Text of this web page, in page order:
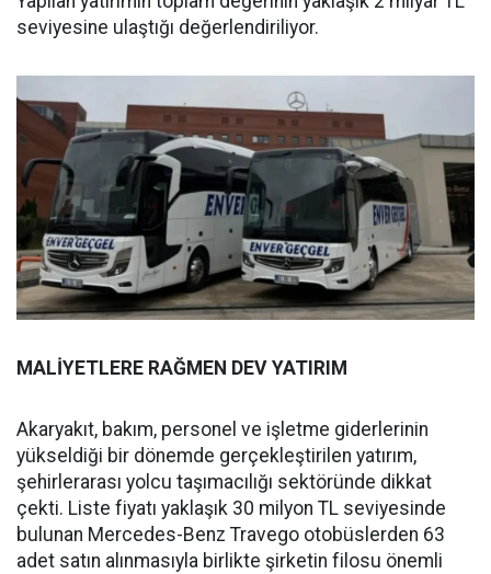
seviyesine ulaştığı değerlendiriliyor.
MALİYETLERE RAĞMEN DEV YATIRIM
Akaryakıt, bakım, personel ve işletme giderlerinin
yükseldiği bir dönemde gerçekleştirilen yatırım,
şehirlerarası yolcu taşımacılığı sektöründe dikkat
çekti. Liste fiyatı yaklaşık 30 milyon TL seviyesinde
bulunan Mercedes-Benz Travego otobüslerden 63
adet satın alınmasıyla birlikte şirketin filosu önemli